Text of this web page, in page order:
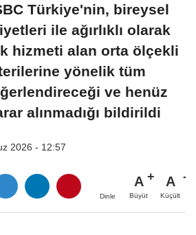
Türkiye'nin, bireysel
ile ağırlıklı olarak
hizmeti alan orta ölçekli
yönelik tüm
ve henüz
alınmadığı bildirildi
2026 - 12:57
Dinle
A
Büyüt
A
Küçült